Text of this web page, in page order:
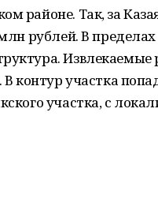
районе. Так, за
рублей. В
Извлекаемые
контур участка
участка, с